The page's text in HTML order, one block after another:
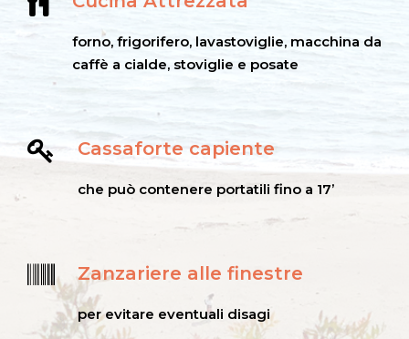
forno, frigorifero, lavastoviglie, macchina da
caffè a cialde, stoviglie e posate
Cassaforte capiente
che può contenere portatili fino a 17’
Zanzariere alle finestre
per evitare eventuali disagi